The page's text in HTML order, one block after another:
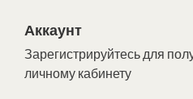
Аккаунт
Зарегистрируйтесь для
личному кабинету